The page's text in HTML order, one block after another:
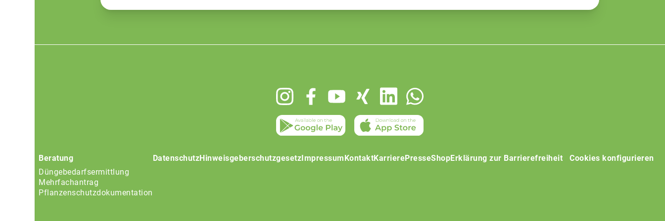
Beratung
Düngebedarfsermittlung
Mehrfachantrag
Pflanzenschutzdokumentation
DatenschutzHinweisgeberschutzgesetz Impressum KontaktKarrierePresseShopErklärung zur Barrierefreiheit Cookies konfigurieren